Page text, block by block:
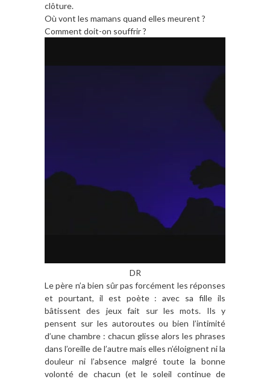
clôture.
Où vont les mamans quand elles meurent ?
Comment doit-on souffrir ?
DR
Le père n’a bien sûr pas forcément les réponses
et pourtant, il est poète : avec sa fille ils
bâtissent des jeux fait sur les mots. Ils y
pensent sur les autoroutes ou bien l’intimité
d’une chambre : chacun glisse alors les phrases
dans l’oreille de l’autre mais elles n’éloignent ni la
douleur ni l’absence malgré toute la bonne
volonté de chacun (et le soleil continue de